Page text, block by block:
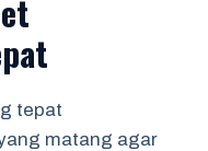
tepat
matang agar